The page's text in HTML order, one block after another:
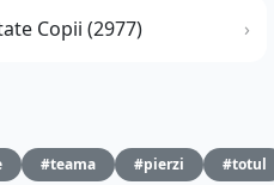
Copii (2977)
#teama #pierzi #totul